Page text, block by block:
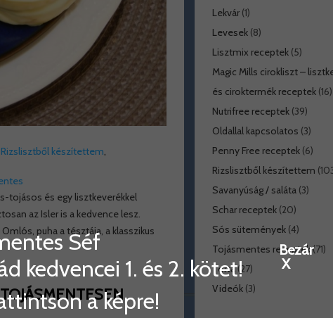
Rizslisztből készítettem,
tojásos és egy lisztkeverékkel
az Isler is a kedvence lesz.
puha a tésztája, a klasszikus
Lekvár(1)
Levesek(8)
Lisztmix receptek(5)
Magic Mills cirokliszt –
és ciroktermék receptek(16)
Nutrifree receptek(39)
Oldallal kapcsolatos (3)
Penny Free receptek(6)
Rizslisztből készítettem
Savanyúság / saláta(3)
Schar receptek(20)
Sós sütemények(4)
Tojásmentes receptek(71)
Torta(27)
Videók(3)
Séf
kedvencei 1. és 2. kötet!
a képre!
Bezár
X